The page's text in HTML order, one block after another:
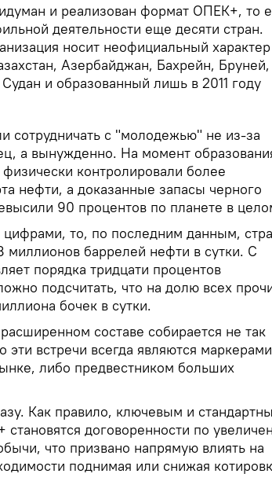
и реализован формат ОПЕК+, то
деятельности еще десяти стран.
носит неофициальный
Азербайджан, Бахрейн, Бруней,
и образованный лишь в 2011 году
сотрудничать с "молодежью" не из-за
а вынужденно. На момент
контролировали более
нефти, а доказанные запасы черного
90 процентов по планете в
цифрами, то, по последним данным,
баррелей нефти в сутки. С
порядка тридцати процентов
подсчитать, что на долю всех
бочек в сутки.
составе собирается не так
эти встречи всегда являются маркерами
либо предвестником больших
Как правило, ключевым и
договоренности по
что призвано напрямую влиять на
поднимая или снижая